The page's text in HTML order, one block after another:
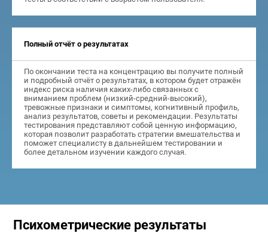
Полный отчёт о результатах
По окончании теста на концентрацию вы получите полный
и подробный отчёт о результатах, в котором будет отражён
индекс риска наличия каких-либо связанных с
вниманием проблем (низкий-средний-высокий),
тревожные признаки и симптомы, когнитивный профиль,
анализ результатов, советы и рекомендации. Результаты
тестирования представляют собой ценную информацию,
которая позволит разработать стратегии вмешательства и
поможет специалисту в дальнейшем тестировании и
более детальном изучении каждого случая.
Психометрические результаты